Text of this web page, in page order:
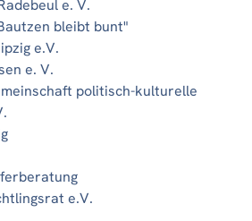
e. V.
bleibt bunt"
e.V.
e. V.
politisch-kulturelle
e.V.